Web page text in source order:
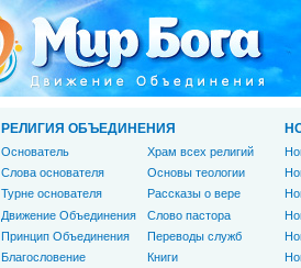
РЕЛИГИЯ ОБЪЕДИНЕНИЯ
Основатель
Слова основателя
Турне основателя
Движение Объединения
Принцип Объединения
Благословение
Храм всех религий
Основы теологии
Рассказы о вере
Слово пастора
Переводы служб
Книги